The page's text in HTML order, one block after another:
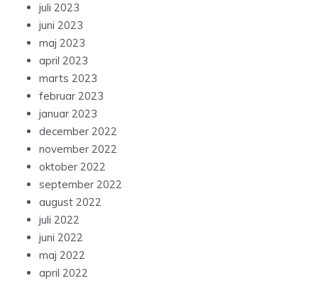
juli 2023
juni 2023
maj 2023
april 2023
marts 2023
februar 2023
januar 2023
december 2022
november 2022
oktober 2022
september 2022
august 2022
juli 2022
juni 2022
maj 2022
april 2022